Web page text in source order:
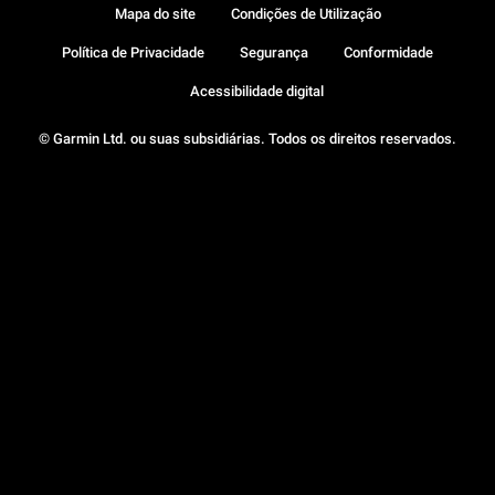
© Garmin Ltd. ou suas subsidiárias. Todos os direitos reservados.
Mapa do site Condições de Utilização
Política de Privacidade Segurança Conformidade
Acessibilidade digital